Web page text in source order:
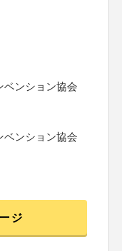
ベンション協会
ベンション協会
ジ